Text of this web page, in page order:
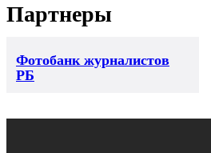
Партнеры
Фотобанк журналистов
РБ